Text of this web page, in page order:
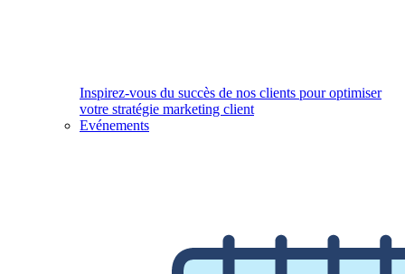
Inspirez-vous du succès de nos clients pour optimiser
votre stratégie marketing client
Evénements